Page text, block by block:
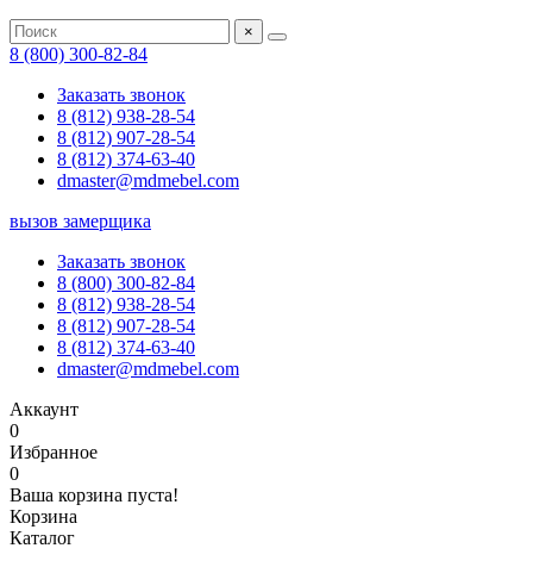
×
8 (800) 300-82-84
Заказать звонок
8 (812) 938-28-54
8 (812) 907-28-54
8 (812) 374-63-40
dmaster@mdmebel.com
вызов замерщика
Заказать звонок
8 (800) 300-82-84
8 (812) 938-28-54
8 (812) 907-28-54
8 (812) 374-63-40
dmaster@mdmebel.com
Аккаунт
0
Избранное
0
Ваша корзина пуста!
Корзина
Каталог